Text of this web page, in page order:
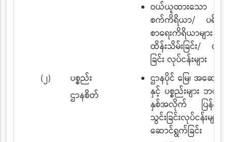
ဝယ်ယူထားသော ရုံ
စက်ကိရိယာ/ ပရိဘ
စာရေးကိရိယာများ
ထိန်းသိမ်းခြင်း/ ထု
ခြင်း လုပ်ငန်းများ
(၂)
ပစ္စည်း
ဌာနစိတ်
ဌာနပိုင် မြေ၊ အဆေ
နှင့် ပစ္စည်းများ ဘဏ္ဍ
နှစ်အလိုက် ပြန်တမ်း
သွင်းခြင်းလုပ်ငန်းများ
ဆောင်ရွက်ခြင်း